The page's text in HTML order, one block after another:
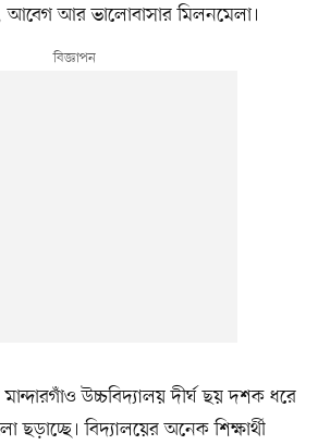
আবেগ আর ভালোবাসার মিলনমেলা।
উচ্চবিদ্যালয় দীর্ঘ ছয় দশক ধরে
বিদ্যালয়ের অনেক শিক্ষার্থী